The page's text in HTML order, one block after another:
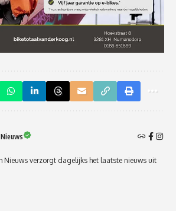
Nieuws verzorgt dagelijks het laatste nieuws uit